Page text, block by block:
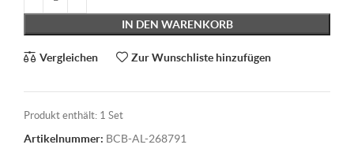
IN DEN WARENKORB
Vergleichen Zur Wunschliste hinzufügen
Produkt enthält: 1 Set
Artikelnummer: BCB-AL-268791